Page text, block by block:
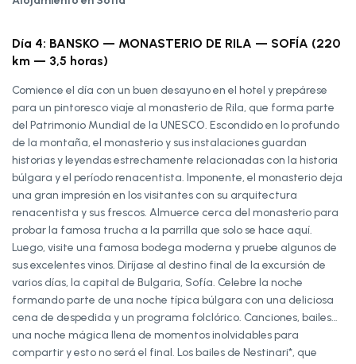
Día 4: BANSKO — MONASTERIO DE RILA — SOFÍA (220
km — 3,5 horas)
Comience el día con un buen desayuno en el hotel y prepárese
para un pintoresco viaje al monasterio de Rila, que forma parte
del Patrimonio Mundial de la UNESCO. Escondido en lo profundo
de la montaña, el monasterio y sus instalaciones guardan
historias y leyendas estrechamente relacionadas con la historia
búlgara y el período renacentista. Imponente, el monasterio deja
una gran impresión en los visitantes con su arquitectura
renacentista y sus frescos. Almuerce cerca del monasterio para
probar la famosa trucha a la parrilla que solo se hace aquí.
Luego, visite una famosa bodega moderna y pruebe algunos de
sus excelentes vinos. Diríjase al destino final de la excursión de
varios días, la capital de Bulgaria, Sofía. Celebre la noche
formando parte de una noche típica búlgara con una deliciosa
cena de despedida y un programa folclórico. Canciones, bailes…
una noche mágica llena de momentos inolvidables para
compartir y esto no será el final. Los bailes de Nestinari*, que